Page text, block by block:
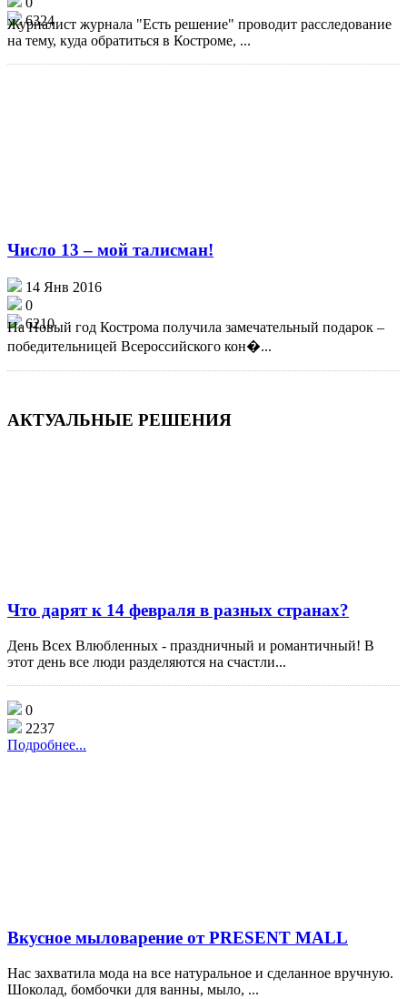
6324
Журналист журнала "Есть решение" проводит расследование
на тему, куда обратиться в Костроме, ...
Число 13 – мой талисман!
14 Янв 2016
0
6210
На Новый год Кострома получила замечательный подарок –
победительницей Всероссийского кон�...
АКТУАЛЬНЫЕ РЕШЕНИЯ
Что дарят к 14 февраля в разных странах?
День Всех Влюбленных - праздничный и романтичный! В
этот день все люди разделяются на счастли...
0
2237
Подробнее...
Вкусное мыловарение от PRESENT MALL
Нас захватила мода на все натуральное и сделанное вручную.
Шоколад, бомбочки для ванны, мыло, ...